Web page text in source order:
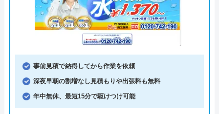
事前見積で納得してから作業を依頼
深夜早朝の割増なし見積もりや出張料も無料
年中無休、最短15分で駆けつけ可能